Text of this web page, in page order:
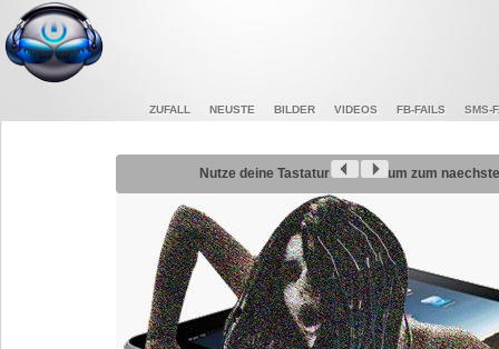
ZUFALL NEUSTE BILDER VIDEOS FB-FAILS SMS-
Nutze deine Tastatur um zum